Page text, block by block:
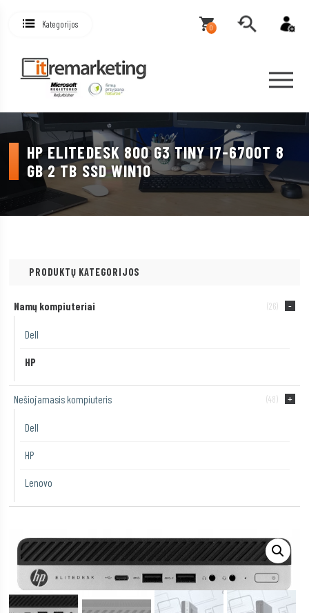
Kategorijos 0
HP ELITEDESK 800 G3 TINY I7-6700T 8
GB 2 TB SSD WIN10
PRODUKTŲ KATEGORIJOS
Namų kompiuteriai (26)
Dell
HP
Nešiojamasis kompiuteris (48)
Dell
HP
Lenovo